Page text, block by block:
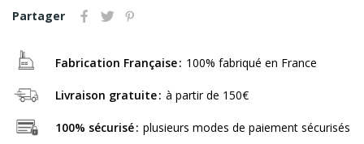
Partager
Fabrication Française 100% fabriqué en France
Livraison gratuite à partir de 150€
100% sécurisé plusieurs modes de paiement sécurisés